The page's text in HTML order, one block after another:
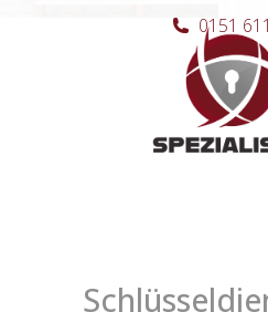
Hauptnavigation
0151